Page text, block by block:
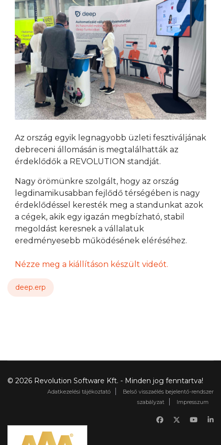
Az ország egyik legnagyobb üzleti fesztiváljának
debreceni állomásán is megtalálhatták az
érdeklődők a REVOLUTION standját.
Nagy örömünkre szolgált, hogy az ország
legdinamikusabban fejlődő térségében is nagy
érdeklődéssel keresték meg a standunkat azok
a cégek, akik egy igazán megbízható, stabil
megoldást keresnek a vállalatuk
eredményesebb működésének eléréséhez.
Nézze meg a kiállításon készült videót.
deep.erp
© 2026 Revolution Software Kft. - Minden jog fenntartva!
Adatkezelési tájékoztató
Belső visszaélés bejelentő-rendszer
szabályzat
Impresszum